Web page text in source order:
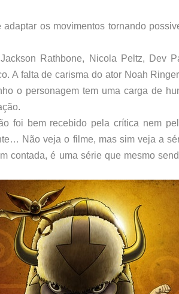
os movimentos tornando
Rathbone, Nicola Peltz, Dev
A falta de carisma do ator Noah
o personagem tem uma carga de
foi bem recebido pela crítica nem
Não veja o filme, mas sim veja a
contada, é uma série que mesmo